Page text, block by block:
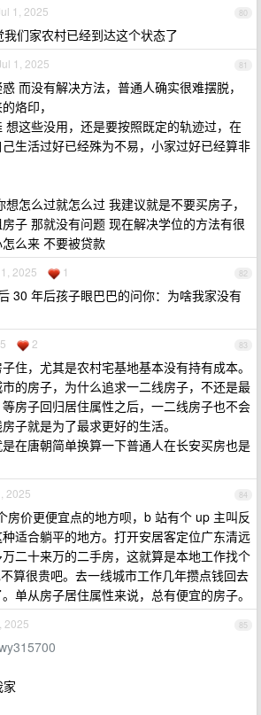
80
1, 2025
我们家农村已经到达这个状态了
81
1, 2025
而没有解决方法，普通人确实很难摆脱，
烙印，
想这些没用，还是要按照既定的轨迹过，在
生活过好已经殊为不易，小家过好已经算非
怎么过就怎么过 我建议就是不要买房子，
子 那就没有问题 现在解决学位的方法有很
么来 不要被贷款
82
2025 1
30 年后孩子眼巴巴的问你：为啥我家没有
83
2
住，尤其是农村宅基地基本没有持有成本。
的房子，为什么追求一二线房子，不还是最
房子回归居住属性之后，一二线房子也不会
子就是为了最求更好的生活。
在唐朝简单换算一下普通人在长安买房也是
84
2025
房价更便宜点的地方呗，b 站有个 up 主叫反
适合躺平的地方。打开安居客定位广东清远
二十来万的二手房，这就算是本地工作找个
算很贵吧。去一线城市工作几年攒点钱回去
单从房子居住属性来说，总有便宜的房子。
85
2025